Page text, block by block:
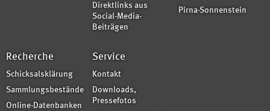
Direktlinks aus
Social-Media-
Beiträgen
Pirna-Sonnenstein
Recherche
Schicksalsklärung
Sammlungsbestände
Online-Datenbanken
Service
Kontakt
Downloads,
Pressefotos